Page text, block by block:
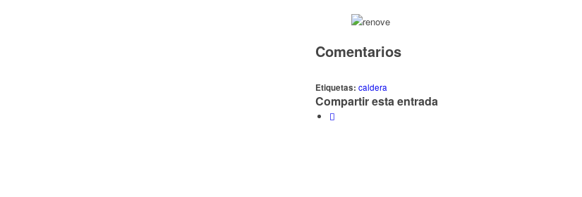
Comentarios
Etiquetas: caldera
Compartir esta entrada